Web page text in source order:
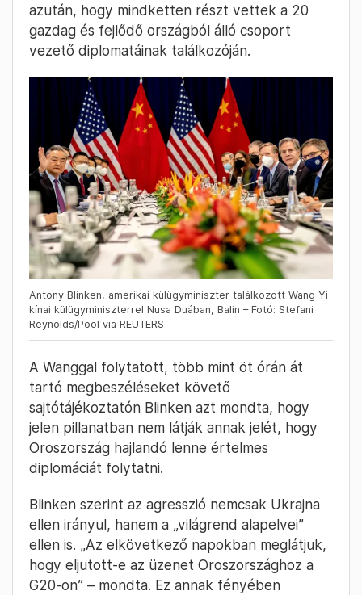
azután, hogy mindketten részt vettek a 20
gazdag és fejlődő országból álló csoport
vezető diplomatáinak találkozóján.
Antony Blinken, amerikai külügyminiszter találkozott Wang Yi
kínai külügyminiszterrel Nusa Duában, Balin – Fotó: Stefani
Reynolds/Pool via REUTERS
A Wanggal folytatott, több mint öt órán át
tartó megbeszéléseket követő
sajtótájékoztatón Blinken azt mondta, hogy
jelen pillanatban nem látják annak jelét, hogy
Oroszország hajlandó lenne értelmes
diplomáciát folytatni.
Blinken szerint az agresszió nemcsak Ukrajna
ellen irányul, hanem a „világrend alapelvei”
ellen is. „Az elkövetkező napokban meglátjuk,
hogy eljutott-e az üzenet Oroszországhoz a
G20-on” – mondta. Ez annak fényében